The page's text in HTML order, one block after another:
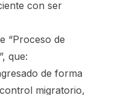
con ser
“Proceso de
que:
de forma
migratorio,